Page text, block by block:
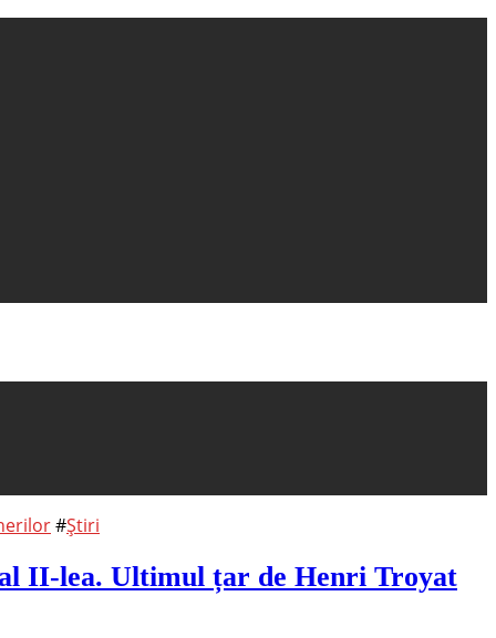
#Știri
II-lea. Ultimul țar de Henri Troyat